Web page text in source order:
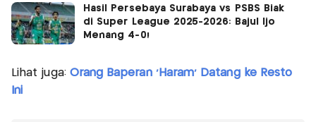
Hasil Persebaya Surabaya vs PSBS Biak
di Super League 2025-2026: Bajul Ijo
Menang 4-0!
Lihat juga: Orang Baperan 'Haram' Datang ke Resto
Ini